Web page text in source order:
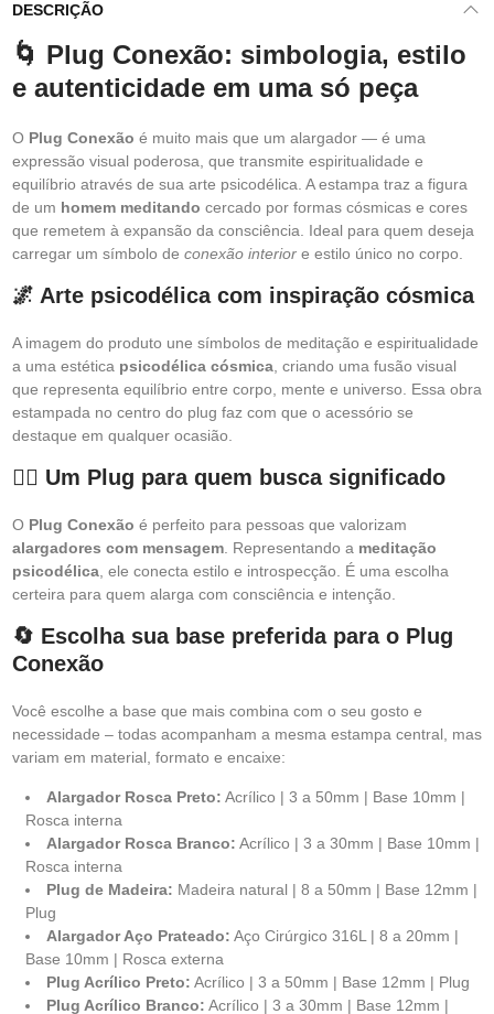
DESCRIÇÃO
🌀 Plug Conexão: simbologia, estilo
e autenticidade em uma só peça
O Plug Conexão é muito mais que um alargador — é uma
expressão visual poderosa, que transmite espiritualidade e
equilíbrio através de sua arte psicodélica. A estampa traz a figura
de um homem meditando cercado por formas cósmicas e cores
que remetem à expansão da consciência. Ideal para quem deseja
carregar um símbolo de conexão interior e estilo único no corpo.
🌌 Arte psicodélica com inspiração cósmica
A imagem do produto une símbolos de meditação e espiritualidade
a uma estética psicodélica cósmica , criando uma fusão visual
que representa equilíbrio entre corpo, mente e universo. Essa obra
estampada no centro do plug faz com que o acessório se
destaque em qualquer ocasião.
🧘‍♂️ Um Plug para quem busca significado
O Plug Conexão é perfeito para pessoas que valorizam
alargadores com mensagem . Representando a meditação
psicodélica , ele conecta estilo e introspecção. É uma escolha
certeira para quem alarga com consciência e intenção.
🔄 Escolha sua base preferida para o Plug
Conexão
Você escolhe a base que mais combina com o seu gosto e
necessidade – todas acompanham a mesma estampa central, mas
variam em material, formato e encaixe:
Alargador Rosca Preto: Acrílico | 3 a 50mm | Base 10mm |
Rosca interna
Alargador Rosca Branco: Acrílico | 3 a 30mm | Base 10mm |
Rosca interna
Plug de Madeira: Madeira natural | 8 a 50mm | Base 12mm |
Plug
Alargador Aço Prateado: Aço Cirúrgico 316L | 8 a 20mm |
Base 10mm | Rosca externa
Plug Acrílico Preto: Acrílico | 3 a 50mm | Base 12mm | Plug
Plug Acrílico Branco: Acrílico | 3 a 30mm | Base 12mm |